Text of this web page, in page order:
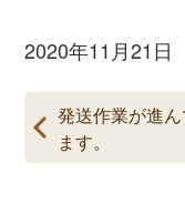
2020年11月21日
発送作業が進
ます。